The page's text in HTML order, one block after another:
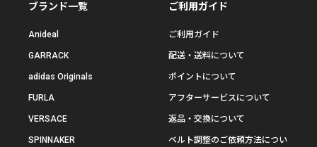
ブランド一覧
Anideal
GARRACK
adidas Originals
FURLA
VERSACE
SPINNAKER
ご利用ガイド
ご利用ガイド
配送・送料について
ポイントについて
アフターサービスについて
返品・交換について
ベルト調整のご依頼方法につい